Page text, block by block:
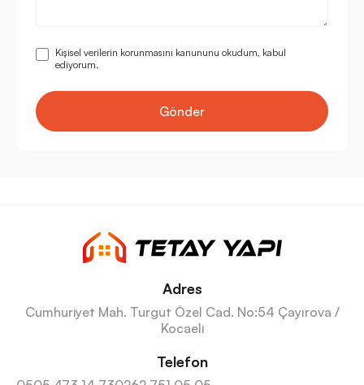
Kişisel verilerin korunmasını kanununu okudum, kabul
ediyorum.
Gönder
Adres
Cumhuriyet Mah. Turgut Özel Cad. No:54 Çayırova /
Kocaeli
Telefon